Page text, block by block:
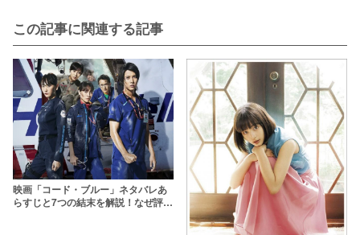
この記事に関連する記事
映画「コード・ブルー」ネタバレあ
らすじと7つの結末を解説！なぜ評価